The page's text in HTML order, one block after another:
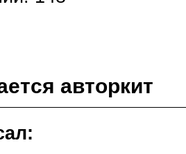
авторкит